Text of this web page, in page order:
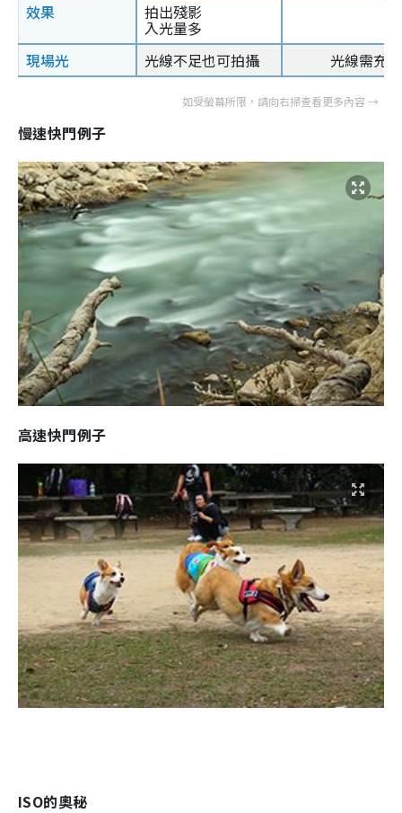
效果
拍出殘影
入光量多
現場光
光線不足也可拍攝 光線需充
慢速快門例子
高速快門例子
ISO的奧秘